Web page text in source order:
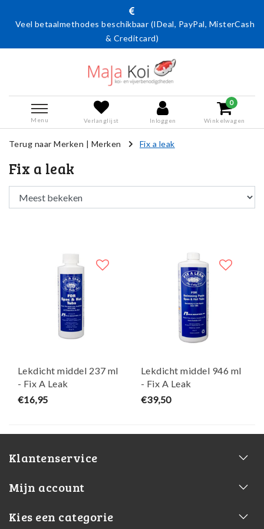
Veel betaalmethodes beschikbaar (IDeal, PayPal, MisterCash
& Creditcard)
Menu Verlanglijst Inloggen
0
Winkelwagen
Terug naar Merken | Merken Fix a leak
Fix a leak
Lekdicht middel 237 ml
- Fix A Leak
€16,95
Lekdicht middel 946 ml
- Fix A Leak
€39,50
Klantenservice
Mijn account
Kies een categorie